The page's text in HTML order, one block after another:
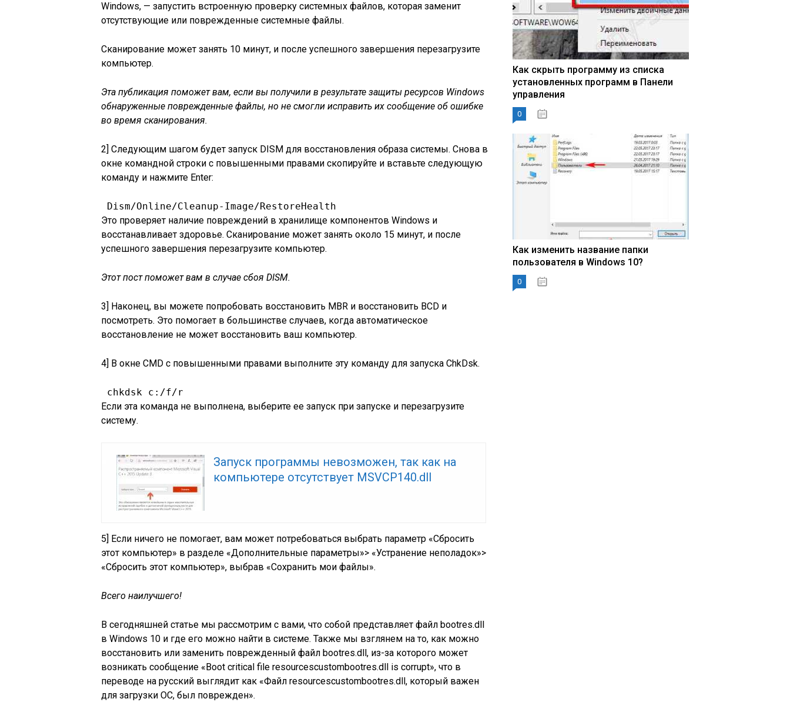
Windows, — запустить встроенную проверку системных файлов, которая заменит
отсутствующие или поврежденные системные файлы.
Сканирование может занять 10 минут, и после успешного завершения перезагрузите
компьютер.
Эта публикация поможет вам, если вы получили в результате защиты ресурсов Windows
обнаруженные поврежденные файлы, но не смогли исправить их сообщение об ошибке
во время сканирования.
2] Следующим шагом будет запуск DISM для восстановления образа системы. Снова в
окне командной строки с повышенными правами скопируйте и вставьте следующую
команду и нажмите Enter:
Dism/Online/Cleanup-Image/RestoreHealth
Это проверяет наличие повреждений в хранилище компонентов Windows и
восстанавливает здоровье. Сканирование может занять около 15 минут, и после
успешного завершения перезагрузите компьютер.
Этот пост поможет вам в случае сбоя DISM.
3] Наконец, вы можете попробовать восстановить MBR и восстановить BCD и
посмотреть. Это помогает в большинстве случаев, когда автоматическое
восстановление не может восстановить ваш компьютер.
4] В окне CMD с повышенными правами выполните эту команду для запуска ChkDsk.
chkdsk c:/f/r
Если эта команда не выполнена, выберите ее запуск при запуске и перезагрузите
систему.
Запуск программы невозможен, так как на
компьютере отсутствует MSVCP140.dll
5] Если ничего не помогает, вам может потребоваться выбрать параметр «Сбросить
этот компьютер» в разделе «Дополнительные параметры»> «Устранение неполадок»>
«Сбросить этот компьютер», выбрав «Сохранить мои файлы».
Всего наилучшего!
В сегодняшней статье мы рассмотрим с вами, что собой представляет файл bootres.dll
в Windows 10 и где его можно найти в системе. Также мы взглянем на то, как можно
восстановить или заменить поврежденный файл bootres.dll, из-за которого может
возникать сообщение «Boot critical file resourcescustombootres.dll is corrupt», что в
переводе на русский выглядит как «Файл resourcescustombootres.dll, который важен
для загрузки ОС, был поврежден».
Как скрыть программу из списка
установленных программ в Панели
управления
0
Как изменить название папки
пользователя в Windows 10?
0